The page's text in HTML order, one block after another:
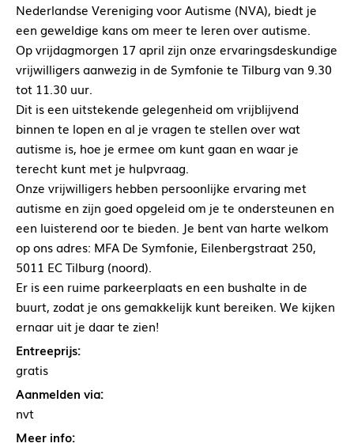
Nederlandse Vereniging voor Autisme (NVA), biedt je
een geweldige kans om meer te leren over autisme.
Op vrijdagmorgen 17 april zijn onze ervaringsdeskundige
vrijwilligers aanwezig in de Symfonie te Tilburg van 9.30
tot 11.30 uur.
Dit is een uitstekende gelegenheid om vrijblijvend
binnen te lopen en al je vragen te stellen over wat
autisme is, hoe je ermee om kunt gaan en waar je
terecht kunt met je hulpvraag.
Onze vrijwilligers hebben persoonlijke ervaring met
autisme en zijn goed opgeleid om je te ondersteunen en
een luisterend oor te bieden. Je bent van harte welkom
op ons adres: MFA De Symfonie, Eilenbergstraat 250,
5011 EC Tilburg (noord).
Er is een ruime parkeerplaats en een bushalte in de
buurt, zodat je ons gemakkelijk kunt bereiken. We kijken
ernaar uit je daar te zien!
Entreeprijs:
gratis
Aanmelden via:
nvt
Meer info: